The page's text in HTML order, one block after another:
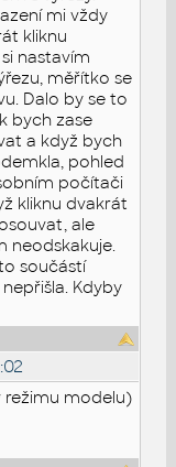
mi vždy
kliknu
nastavím
měřítko se
Dalo by se to
bych zase
a když bych
pohled
počítači
kliknu dvakrát
ale
neodskakuje.
součástí
Kdyby
režimu modelu)